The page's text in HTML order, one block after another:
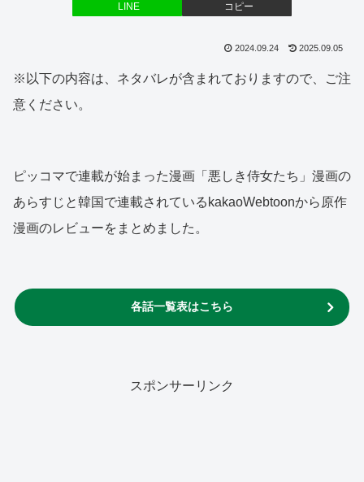
LINE コピー
2024.09.24 2025.09.05
※以下の内容は、ネタバレが含まれておりますので、ご注
意ください。
ピッコマで連載が始まった漫画「悪しき侍女たち」漫画の
あらすじと韓国で連載されているkakaoWebtoonから原作
漫画のレビューをまとめました。
各話一覧表はこちら
スポンサーリンク